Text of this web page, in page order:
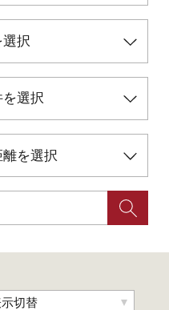
♪
動画を見る
選択
選択
を選択
切替